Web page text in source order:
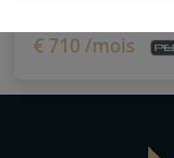
€ 710 /mois